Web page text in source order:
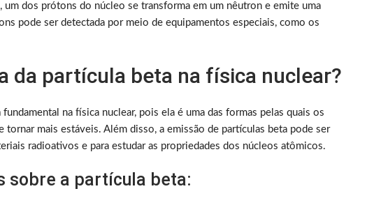
um dos prótons do núcleo se transforma em um nêutron e emite uma
pode ser detectada por meio de equipamentos especiais, como os
da partícula beta na física nuclear?
na física nuclear, pois ela é uma das formas pelas quais os
mais estáveis. Além disso, a emissão de partículas beta pode ser
radioativos e para estudar as propriedades dos núcleos atômicos.
sobre a partícula beta: